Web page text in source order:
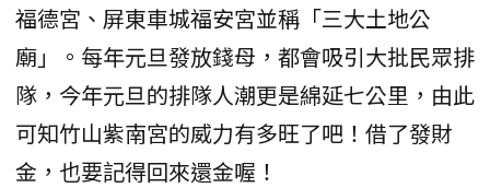
福德宮、屏東車城福安宮並稱「三大土地公
廟」。每年元旦發放錢母，都會吸引大批民眾排
隊，今年元旦的排隊人潮更是綿延七公里，由此
可知竹山紫南宮的威力有多旺了吧！借了發財
金，也要記得回來還金喔！